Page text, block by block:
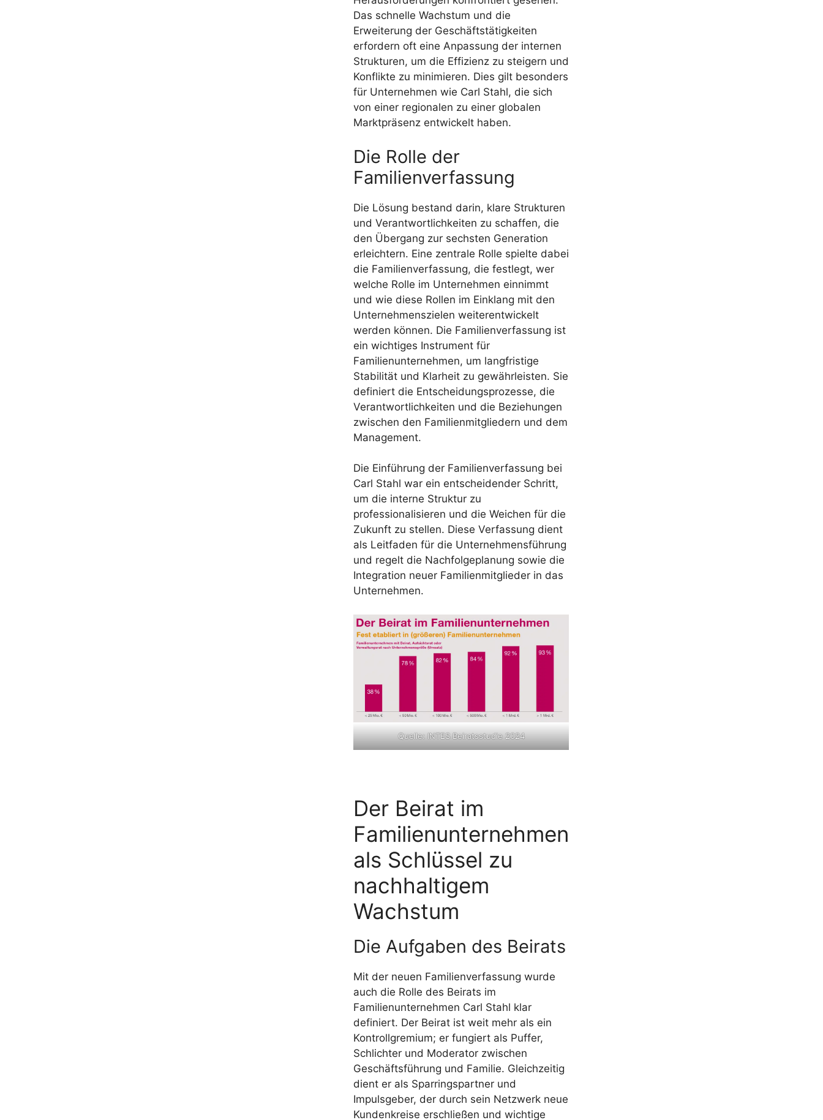
Das schnelle Wachstum und die
Erweiterung der Geschäftstätigkeiten
erfordern oft eine Anpassung der internen
Strukturen, um die Effizienz zu steigern und
Konflikte zu minimieren. Dies gilt besonders
für Unternehmen wie Carl Stahl, die sich
von einer regionalen zu einer globalen
Marktpräsenz entwickelt haben.
Die Rolle der
Familienverfassung
Die Lösung bestand darin, klare Strukturen
und Verantwortlichkeiten zu schaffen, die
den Übergang zur sechsten Generation
erleichtern. Eine zentrale Rolle spielte dabei
die Familienverfassung, die festlegt, wer
welche Rolle im Unternehmen einnimmt
und wie diese Rollen im Einklang mit den
Unternehmenszielen weiterentwickelt
werden können. Die Familienverfassung ist
ein wichtiges Instrument für
Familienunternehmen, um langfristige
Stabilität und Klarheit zu gewährleisten. Sie
definiert die Entscheidungsprozesse, die
Verantwortlichkeiten und die Beziehungen
zwischen den Familienmitgliedern und dem
Management.
Die Einführung der Familienverfassung bei
Carl Stahl war ein entscheidender Schritt,
um die interne Struktur zu
professionalisieren und die Weichen für die
Zukunft zu stellen. Diese Verfassung dient
als Leitfaden für die Unternehmensführung
und regelt die Nachfolgeplanung sowie die
Integration neuer Familienmitglieder in das
Unternehmen.
Quelle: INTES Beiratsstudie 2024
Der Beirat im
Familienunternehmen
als Schlüssel zu
nachhaltigem
Wachstum
Die Aufgaben des Beirats
Mit der neuen Familienverfassung wurde
auch die Rolle des Beirats im
Familienunternehmen Carl Stahl klar
definiert. Der Beirat ist weit mehr als ein
Kontrollgremium; er fungiert als Puffer,
Schlichter und Moderator zwischen
Geschäftsführung und Familie. Gleichzeitig
dient er als Sparringspartner und
Impulsgeber, der durch sein Netzwerk neue
Kundenkreise erschließen und wichtige